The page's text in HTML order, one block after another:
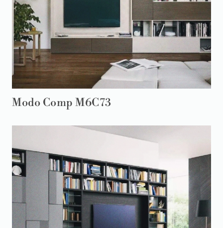
Modo Comp M6C73